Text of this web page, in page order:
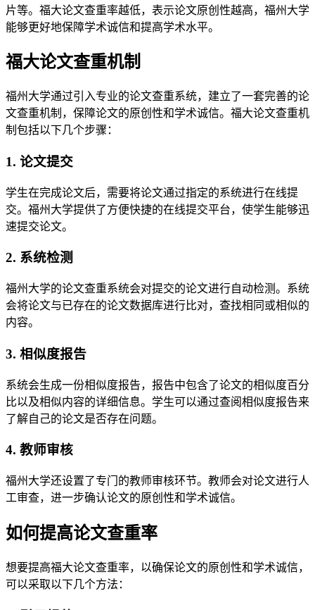
片等。福大论文查重率越低，表示论文原创性越高，福州大学
能够更好地保障学术诚信和提高学术水平。
福大论文查重机制
福州大学通过引入专业的论文查重系统，建立了一套完善的论
文查重机制，保障论文的原创性和学术诚信。福大论文查重机
制包括以下几个步骤：
1. 论文提交
学生在完成论文后，需要将论文通过指定的系统进行在线提
交。福州大学提供了方便快捷的在线提交平台，使学生能够迅
速提交论文。
2. 系统检测
福州大学的论文查重系统会对提交的论文进行自动检测。系统
会将论文与已存在的论文数据库进行比对，查找相同或相似的
内容。
3. 相似度报告
系统会生成一份相似度报告，报告中包含了论文的相似度百分
比以及相似内容的详细信息。学生可以通过查阅相似度报告来
了解自己的论文是否存在问题。
4. 教师审核
福州大学还设置了专门的教师审核环节。教师会对论文进行人
工审查，进一步确认论文的原创性和学术诚信。
如何提高论文查重率
想要提高福大论文查重率，以确保论文的原创性和学术诚信，
可以采取以下几个方法：